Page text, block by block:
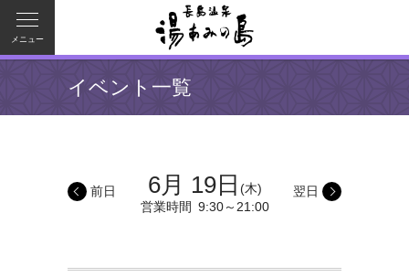
メニュー
イベント一覧
6月 19日 (木)
営業時間 9:30～21:00
前日 翌日